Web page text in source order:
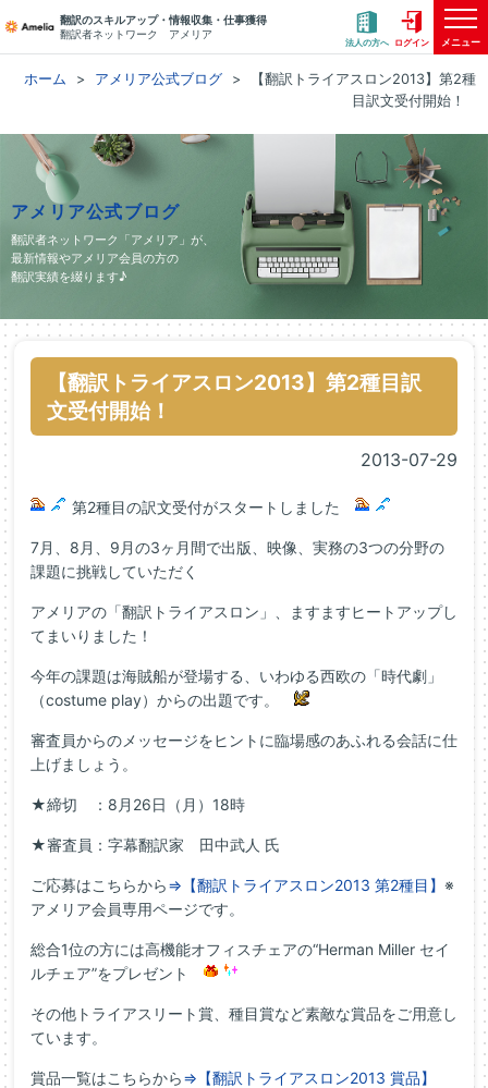
翻訳のスキルアップ・情報収集・仕事獲得
翻訳者ネットワーク アメリア
法人の方へ ログイン メニュー
ホーム アメリア公式ブログ
【翻訳トライアスロン2013】第2種
目訳文受付開始！
アメリア公式ブログ
翻訳者ネットワーク「アメリア」が、
最新情報やアメリア会員の方の
翻訳実績を綴ります♪
【翻訳トライアスロン2013】第2種目訳
文受付開始！
2013-07-29
第2種目の訳文受付がスタートしました
7月、8月、9月の3ヶ月間で出版、映像、実務の3つの分野の
課題に挑戦していただく
アメリアの「翻訳トライアスロン」、ますますヒートアップし
てまいりました！
今年の課題は海賊船が登場する、いわゆる西欧の「時代劇」
（costume play）からの出題です。
審査員からのメッセージをヒントに臨場感のあふれる会話に仕
上げましょう。
★締切 ：8月26日（月）18時
★審査員：字幕翻訳家 田中武人 氏
ご応募はこちらから⇒【翻訳トライアスロン2013 第2種目】 ※
アメリア会員専用ページです。
総合1位の方には高機能オフィスチェアの“Herman Miller セイ
ルチェア”をプレゼント
その他トライアスリート賞、種目賞など素敵な賞品をご用意し
ています。
賞品一覧はこちらから⇒【翻訳トライアスロン2013 賞品】